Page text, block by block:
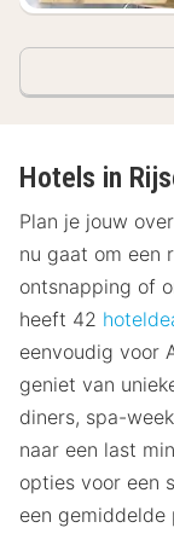
Hotels in
Plan je jouw
nu gaat om een
ontsnapping of
heeft 42
eenvoudig voor
geniet van
diners, spa-
naar een last
opties voor een
een gemiddelde